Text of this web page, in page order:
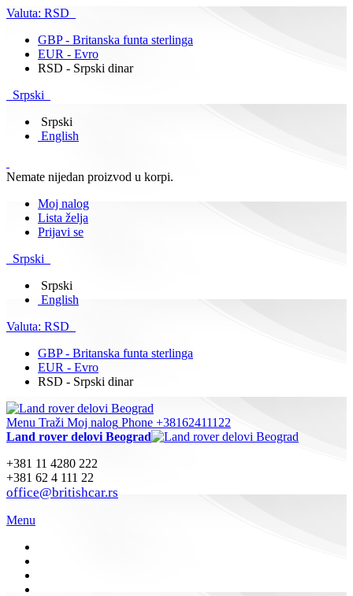
Valuta: RSD
GBP - Britanska funta sterlinga
EUR - Evro
RSD - Srpski dinar
Srpski
Srpski
English
Nemate nijedan proizvod u korpi.
Moj nalog
Lista želja
Prijavi se
Srpski
Srpski
English
Valuta: RSD
GBP - Britanska funta sterlinga
EUR - Evro
RSD - Srpski dinar
Menu Traži Moj nalog Phone +38162411122
Land rover delovi Beograd
+381 11 4280 222
+381 62 4 111 22
office@britishcar.rs
Menu